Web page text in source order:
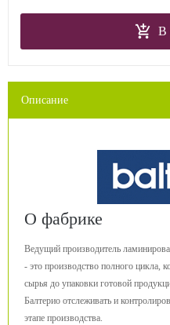
В
Описание
О фабрике
Ведущий производитель
- это производство полного цикла,
сырья до упаковки готовой
Балтерио отслеживать и
этапе производства.